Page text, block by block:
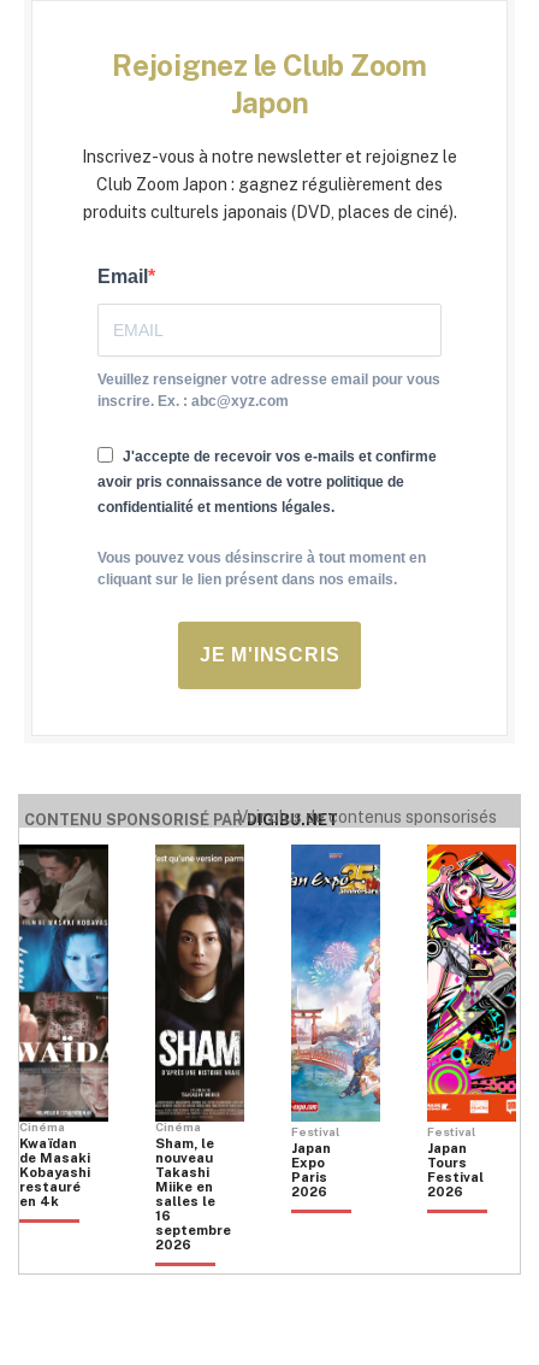
Rejoignez le Club Zoom
Japon
Inscrivez-vous à notre newsletter et rejoignez le
Club Zoom Japon : gagnez régulièrement des
produits culturels japonais (DVD, places de ciné).
Email
Veuillez renseigner votre adresse email pour vous
inscrire. Ex. : abc@xyz.com
J'accepte de recevoir vos e-mails et confirme
avoir pris connaissance de votre politique de
confidentialité et mentions légales.
Vous pouvez vous désinscrire à tout moment en
cliquant sur le lien présent dans nos emails.
JE M'INSCRIS
CONTENU SPONSORISÉ PARDIGIBU.NET
Voir plus de contenus sponsorisés
Cinéma
Kwaïdan
de Masaki
Kobayashi
restauré
en 4k
Cinéma
Sham, le
nouveau
Takashi
Miike en
salles le
16
septembre
2026
Festival
Japan
Expo
Paris
2026
Festival
Japan
Tours
Festival
2026